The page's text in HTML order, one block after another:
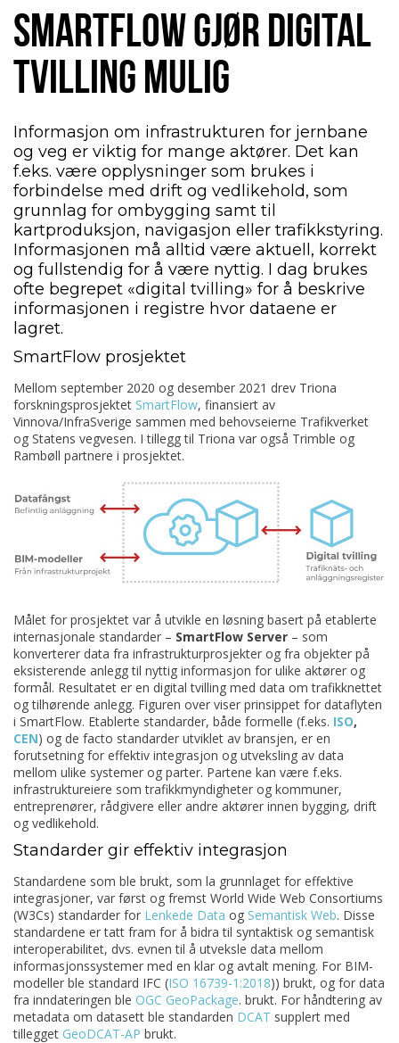
SMARTFLOW GJØR DIGITAL
TVILLING MULIG
Informasjon om infrastrukturen for jernbane
og veg er viktig for mange aktører. Det kan
f.eks. være opplysninger som brukes i
forbindelse med drift og vedlikehold, som
grunnlag for ombygging samt til
kartproduksjon, navigasjon eller trafikkstyring.
Informasjonen må alltid være aktuell, korrekt
og fullstendig for å være nyttig. I dag brukes
ofte begrepet «digital tvilling» for å beskrive
informasjonen i registre hvor dataene er
lagret.
SmartFlow prosjektet
Mellom september 2020 og desember 2021 drev Triona
forskningsprosjektet SmartFlow, finansiert av
Vinnova/InfraSverige sammen med behovseierne Trafikverket
og Statens vegvesen. I tillegg til Triona var også Trimble og
Rambøll partnere i prosjektet.
Målet for prosjektet var å utvikle en løsning basert på etablerte
internasjonale standarder – SmartFlow Server – som
konverterer data fra infrastrukturprosjekter og fra objekter på
eksisterende anlegg til nyttig informasjon for ulike aktører og
formål. Resultatet er en digital tvilling med data om trafikknettet
og tilhørende anlegg. Figuren over viser prinsippet for dataflyten
i SmartFlow. Etablerte standarder, både formelle (f.eks. ISO,
CEN) og de facto standarder utviklet av bransjen, er en
forutsetning for effektiv integrasjon og utveksling av data
mellom ulike systemer og parter. Partene kan være f.eks.
infrastruktureiere som trafikkmyndigheter og kommuner,
entreprenører, rådgivere eller andre aktører innen bygging, drift
og vedlikehold.
Standarder gir effektiv integrasjon
Standardene som ble brukt, som la grunnlaget for effektive
integrasjoner, var først og fremst World Wide Web Consortiums
(W3Cs) standarder for Lenkede Data og Semantisk Web. Disse
standardene er tatt fram for å bidra til syntaktisk og semantisk
interoperabilitet, dvs. evnen til å utveksle data mellom
informasjonssystemer med en klar og avtalt mening. For BIM-
modeller ble standard IFC (ISO 16739-1 :2018)) brukt, og for data
fra inndateringen ble OGC GeoPackage. brukt. For håndtering av
metadata om datasett ble standarden DCAT supplert med
tillegget GeoDCAT-AP brukt.